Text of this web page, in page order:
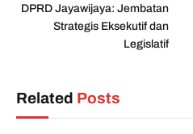
DPRD Jayawijaya: Jembatan
Strategis Eksekutif dan
Legislatif
Related Posts